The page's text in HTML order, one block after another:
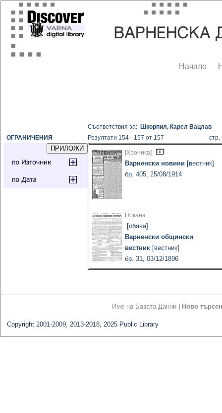
Начало
ОГРАНИЧЕНИЯ
Съответствия за: Шкорпил, Карел Вацлав
Резултати 154 - 157 от 157
[Хроника]
Варненски новини [вестник]
бр. 405, 25/08/1914
Покана
[обява]
Варненски общински
вестник [вестник]
бр. 31, 03/12/1896
Име на Базата Данни Ново
Copyright 2001-2009, 2013-2018, 2025 Public Library